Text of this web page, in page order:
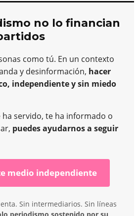
no lo financian
como tú. En un contexto
y desinformación, hacer
independiente y sin miedo
servido, te ha informado o
puedes ayudarnos a seguir
medio independiente
Sin intermediarios. Sin líneas